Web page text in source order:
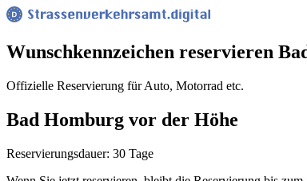
Wunsch­kennzeichen reservieren
Offizielle Reservierung für Auto, Motorrad etc.
Bad Homburg vor der Höhe
Reservierungsdauer: 30 Tage